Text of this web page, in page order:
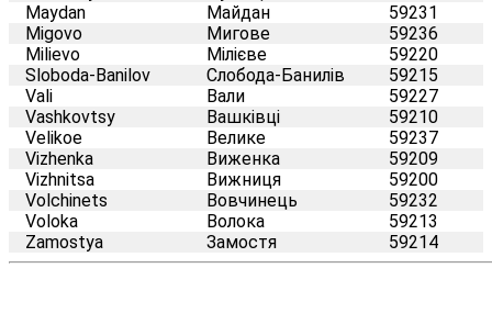
Maydan
Майдан
59231
Migovo
Мигове
59236
Milievo
Мілієве
59220
Sloboda-Banilov
Слобода-Банилів
59215
Vali
Вали
59227
Vashkovtsy
Вашківці
59210
Velikoe
Велике
59237
Vizhenka
Виженка
59209
Vizhnitsa
Вижниця
59200
Volchinets
Вовчинець
59232
Voloka
Волока
59213
Zamostya
Замостя 59214